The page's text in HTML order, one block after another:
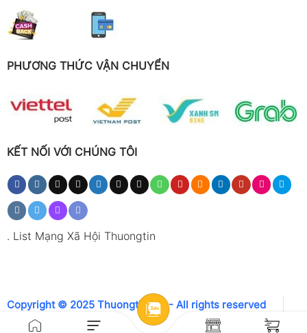
PHƯƠNG THỨC VẬN CHUYỂN
KẾT NỐI VỚI CHÚNG TÔI
. List Mạng Xã Hội Thuongtin
Copyright © 2025 Thuongtin.net - All rights reserved